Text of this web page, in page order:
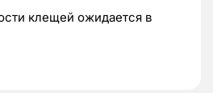
клещей ожидается в